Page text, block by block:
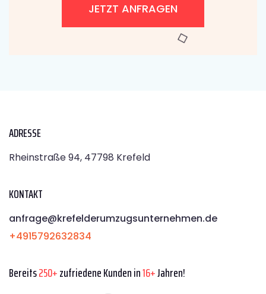
JETZT ANFRAGEN
ADRESSE
Rheinstraße 94, 47798 Krefeld
KONTAKT
anfrage@krefelderumzugsunternehmen.de
+4915792632834
Bereits250+zufriedene Kunden in16+Jahren!